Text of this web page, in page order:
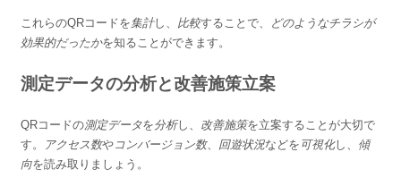
これらのQRコードを集計し、 比較することで、
どのようなチラシが
効果的だったかを知ることができます。
測定データの分析と改善施策立案
QRコードの測定データを分析し、 改善施策を立案することが大切で
す。
アクセス数や コンバージョン数、 回遊状況などを 可視化し、 傾
向を読み取りましょう。